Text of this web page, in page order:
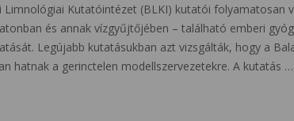
Limnológiai Kutatóintézet (BLKI) kutatói folyamatosan
és annak vízgyűjtőjében – található emberi
Legújabb kutatásukban azt vizsgálták, hogy a
hatnak a gerinctelen modellszervezetekre. A kutatás …